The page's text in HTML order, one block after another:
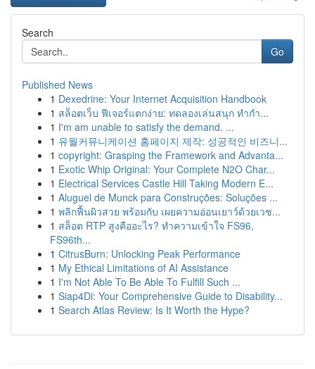
Search
Go
Published News
1 Dexedrine: Your Internet Acquisition Handbook
1 สล็อตเว็บ ฟีเจอร์แตกง่าย: ทดลองเล่นสนุก ทำกำ...
1 I'm am unable to satisfy the demand. ...
1 유월커뮤니케이션 홈페이지 제작: 성공적인 비즈니...
1 copyright: Grasping the Framework and Advanta...
1 Exotic Whip Original: Your Complete N2O Char...
1 Electrical Services Castle Hill Taking Modern E...
1 Aluguel de Munck para Construções: Soluções ...
1 พลิกฟื้นผิวสวย พร้อมกับ เผยความอ่อนเยาว์ด้วยเวช...
1 สล็อต RTP สูงคืออะไร? ทำความเข้าใจ FS96,
FS96th...
1 CitrusBurn: Unlocking Peak Performance
1 My Ethical Limitations of AI Assistance
1 I'm Not Able To Be Able To Fulfill Such ...
1 Siap4Di: Your Comprehensive Guide to Disability...
1 Search Atlas Review: Is It Worth the Hype?